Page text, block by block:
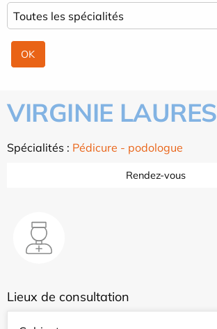
VIRGINIE LAURES
Spécialités : Pédicure - podologue
Rendez-vous
Lieux de consultation